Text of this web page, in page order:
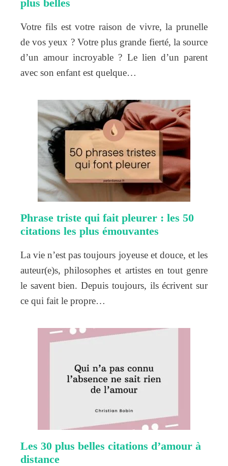
plus belles
Votre fils est votre raison de vivre, la prunelle
de vos yeux ? Votre plus grande fierté, la source
d’un amour incroyable ? Le lien d’un parent
avec son enfant est quelque…
Phrase triste qui fait pleurer : les 50
citations les plus émouvantes
La vie n’est pas toujours joyeuse et douce, et les
auteur(e)s, philosophes et artistes en tout genre
le savent bien. Depuis toujours, ils écrivent sur
ce qui fait le propre…
Les 30 plus belles citations d’amour à
distance